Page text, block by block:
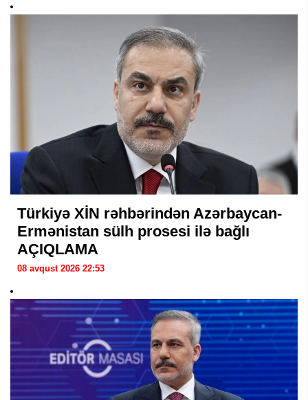
Türkiyə XİN rəhbərindən Azərbaycan-
Ermənistan sülh prosesi ilə bağlı
AÇIQLAMA
08 avqust 2026 22:53